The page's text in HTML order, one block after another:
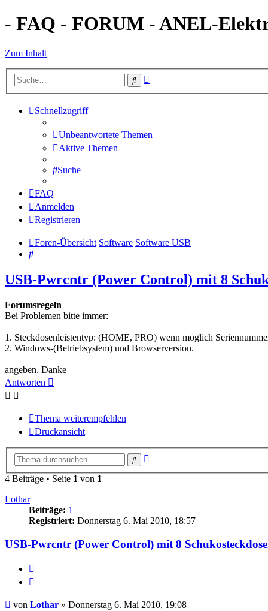
- FAQ - FORUM - ANEL-
Zum Inhalt
Suche
Schnellzugriff
Unbeantwortete Themen
Aktive Themen
Suche
FAQ
Anmelden
Registrieren
Foren-Übersicht Software Software USB
Suche
USB-Pwrcntr (Power Control) mit 8
Forumsregeln
Bei Problemen bitte immer:
1. Steckdosenleistentyp: (HOME, PRO) wenn möglich
2. Windows-(Betriebsystem) und Browserversion.
angeben. Danke
Antworten
Thema weiterempfehlen
Druckansicht
Suche
4 Beiträge • Seite 1 von 1
Lothar
Beiträge: 1
Registriert: Donnerstag 6. Mai 2010, 18:57
USB-Pwrcntr (Power Control) mit 8
Beitrag
von Lothar » Donnerstag 6. Mai 2010, 19:08